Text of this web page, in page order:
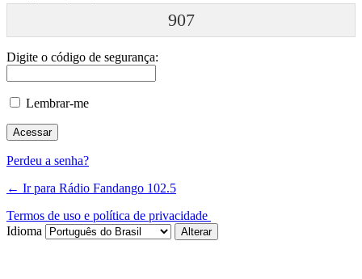
907
Digite o código de segurança:
Lembrar-me
Perdeu a senha?
← Ir para Rádio Fandango 102.5
Termos de uso e política de privacidade
Idioma